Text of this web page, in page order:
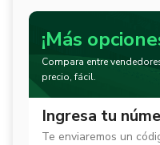
¡Más
Compara entre
precio, fácil.
Ingresa tu
Te enviaremos un